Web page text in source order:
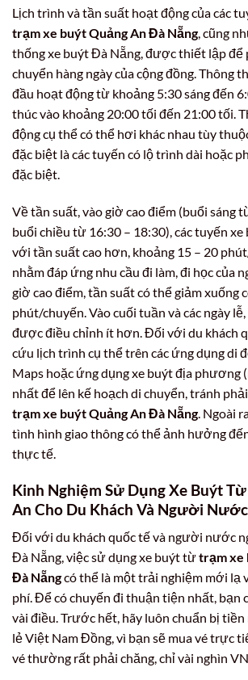
Lịch trình và tần suất hoạt động của các
trạm xe buýt Quảng An Đà Nẵng, cũng
thống xe buýt Đà Nẵng, được thiết lập để
chuyển hàng ngày của cộng đồng. Thông
đầu hoạt động từ khoảng 5:30 sáng đến
thúc vào khoảng 20:00 tối đến 21:00 tối.
động cụ thể có thể hơi khác nhau tùy
đặc biệt là các tuyến có lộ trình dài hoặc
đặc biệt.
Về tần suất, vào giờ cao điểm (buổi sáng
buổi chiều từ 16:30 – 18:30), các tuyến
với tần suất cao hơn, khoảng 15 – 20
nhằm đáp ứng nhu cầu đi làm, đi học của
giờ cao điểm, tần suất có thể giảm xuống
phút/chuyến. Vào cuối tuần và các ngày
được điều chỉnh ít hơn. Đối với du khách
cứu lịch trình cụ thể trên các ứng dụng di
Maps hoặc ứng dụng xe buýt địa phương
nhất để lên kế hoạch di chuyển, tránh
trạm xe buýt Quảng An Đà Nẵng. Ngoài
tình hình giao thông có thể ảnh hưởng
thực tế.
Kinh Nghiệm Sử Dụng Xe Buýt
An Cho Du Khách Và Người
Đối với du khách quốc tế và người nước
Đà Nẵng, việc sử dụng xe buýt từtrạm xe
Đà Nẵngcó thể là một trải nghiệm mới lạ
phí. Để có chuyến đi thuận tiện nhất, bạn
vài điều. Trước hết, hãy luôn chuẩn bị
lẻ Việt Nam Đồng, vì bạn sẽ mua vé trực
vé thường rất phải chăng, chỉ vài nghìn